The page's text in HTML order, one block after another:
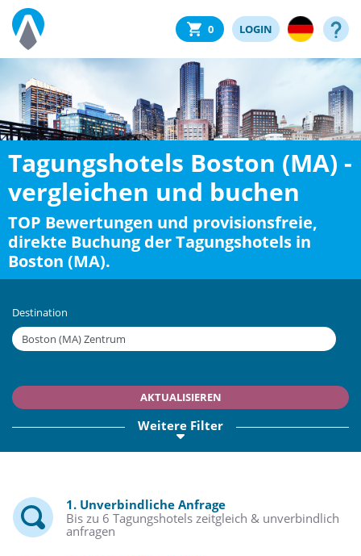
0 LOGIN
Tagungshotels Boston (MA) -
vergleichen und buchen
TOP Bewertungen und provisionsfreie,
direkte Buchung der Tagungshotels in
Boston (MA).
Destination
AKTUALISIEREN
Weitere Filter
1. Unverbindliche Anfrage
Bis zu 6 Tagungshotels zeitgleich & unverbindlich
anfragen